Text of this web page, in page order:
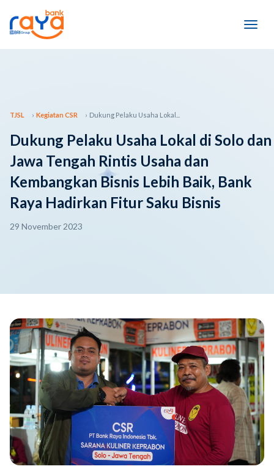
TJSL Kegiatan CSR Dukung Pelaku Usaha Lokal...
Dukung Pelaku Usaha Lokal di Solo dan
Jawa Tengah Rintis Usaha dan
Kembangkan Bisnis Lebih Baik, Bank
Raya Hadirkan Fitur Saku Bisnis
29 November 2023